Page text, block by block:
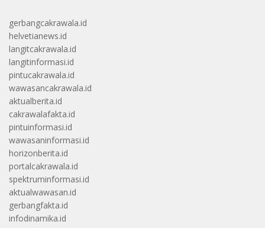
gerbangcakrawala.id
helvetianews.id
langitcakrawala.id
langitinformasi.id
pintucakrawala.id
wawasancakrawala.id
aktualberita.id
cakrawalafakta.id
pintuinformasi.id
wawasaninformasi.id
horizonberita.id
portalcakrawala.id
spektruminformasi.id
aktualwawasan.id
gerbangfakta.id
infodinamika.id